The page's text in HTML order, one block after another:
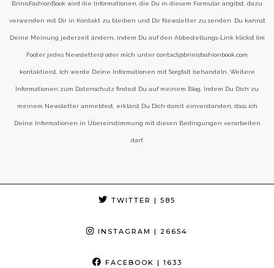
BrinisFashionBook wird die Informationen, die Du in diesem Formular angibst, dazu
verwenden mit Dir in Kontakt zu bleiben und Dir Newsletter zu senden. Du kannst
Deine Meinung jederzeit ändern, indem Du auf den Abbestellungs-Link klickst (im
Footer jedes Newsletters) oder mich unter contact@brinisfashionbook.com
kontaktierst. Ich werde Deine Informationen mit Sorgfalt behandeln. Weitere
Informationen zum Datenschutz findest Du auf meinem Blog. Indem Du Dich zu
meinem Newsletter anmeldest, erklärst Du Dich damit einverstanden, dass ich
Deine Informationen in Übereinstimmung mit diesen Bedingungen verarbeiten
darf.
TWITTER | 585
INSTAGRAM | 26654
FACEBOOK | 1633